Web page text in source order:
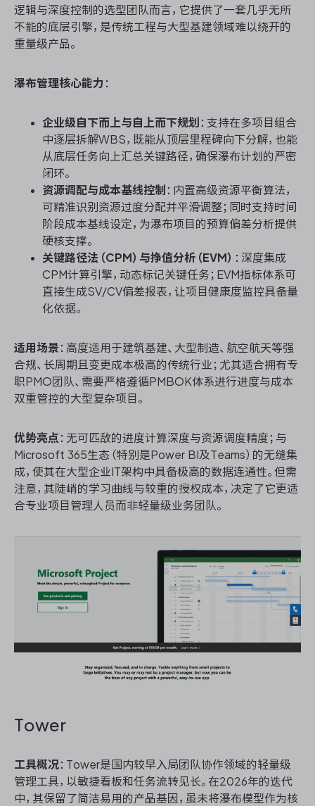
逻辑与深度控制的选型团队而言，它提供了一套几乎无所
不能的底层引擎，是传统工程与大型基建领域难以绕开的
重量级产品。
瀑布管理核心能力 ：
企业级自下而上与自上而下规划 ：支持在多项目组合
中逐层拆解WBS，既能从顶层里程碑向下分解，也能
从底层任务向上汇总关键路径，确保瀑布计划的严密
闭环。
资源调配与成本基线控制 ：内置高级资源平衡算法，
可精准识别资源过度分配并平滑调整；同时支持时间
阶段成本基线设定，为瀑布项目的预算偏差分析提供
硬核支撑。
关键路径法（CPM）与挣值分析（EVM） ：深度集成
CPM计算引擎，动态标记关键任务；EVM指标体系可
直接生成SV/CV偏差报表，让项目健康度监控具备量
化依据。
适用场景 ：高度适用于建筑基建、大型制造、航空航天等强
合规、长周期且变更成本极高的传统行业；尤其适合拥有专
职PMO团队、需要严格遵循PMBOK体系进行进度与成本
双重管控的大型复杂项目。
优势亮点 ：无可匹敌的进度计算深度与资源调度精度；与
Microsoft 365生态（特别是Power BI及Teams）的无缝集
成，使其在大型企业IT架构中具备极高的数据连通性。但需
注意，其陡峭的学习曲线与较重的授权成本，决定了它更适
合专业项目管理人员而非轻量级业务团队。
Tower
工具概况：Tower是国内较早入局团队协作领域的轻量级
管理工具，以敏捷看板和任务流转见长。在2026年的迭代
中，其保留了简洁易用的产品基因，虽未将瀑布模型作为核